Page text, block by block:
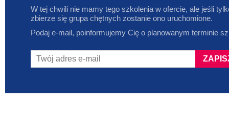
W tej chwili nie mamy tego szkolenia w ofercie, ale jeśli
zbierze się grupa chętnych zostanie ono uruchomione.
Podaj e-mail, poinformujemy Cię o planowanym terminie